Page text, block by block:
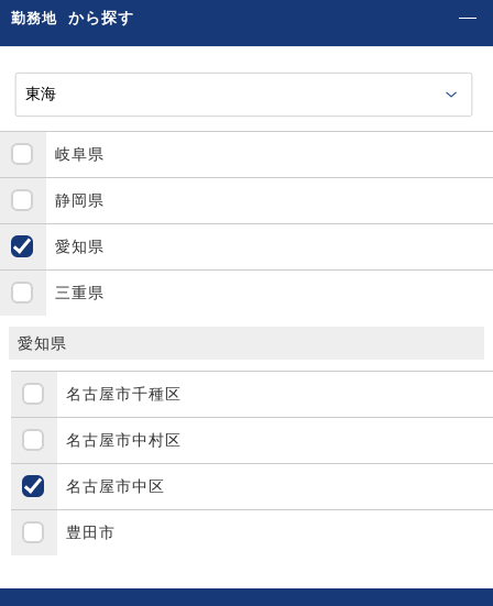
勤務地 から探す
岐阜県
静岡県
愛知県
三重県
愛知県
名古屋市千種区
名古屋市中村区
名古屋市中区
豊田市